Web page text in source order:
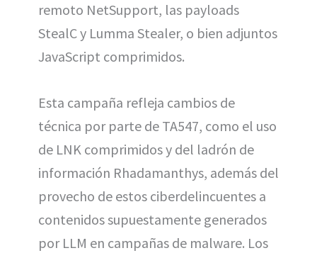
remoto NetSupport, las payloads
StealC y Lumma Stealer, o bien adjuntos
JavaScript comprimidos.
Esta campaña refleja cambios de
técnica por parte de TA547, como el uso
de LNK comprimidos y del ladrón de
información Rhadamanthys, además del
provecho de estos ciberdelincuentes a
contenidos supuestamente generados
por LLM en campañas de malware. Los